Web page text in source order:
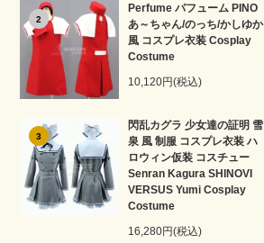
2
Perfume パフューム PINO
あ～ちゃん/のっち/かしゆか
風 コスプレ衣装 Cosplay
Costume
10,120円(税込)
3
閃乱カグラ 少女達の証明 雪
泉 風 制服 コスプレ衣装 ハ
ロウィン仮装 コスチュー
Senran Kagura SHINOVI
VERSUS Yumi Cosplay
Costume
16,280円(税込)